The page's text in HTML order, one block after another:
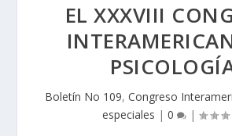
EL XXXVIII
Boletín No 109, Congreso
especiales | 0 |